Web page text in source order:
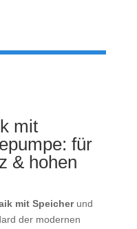
mit
für
& hohen
mit Speicherund
der modernen